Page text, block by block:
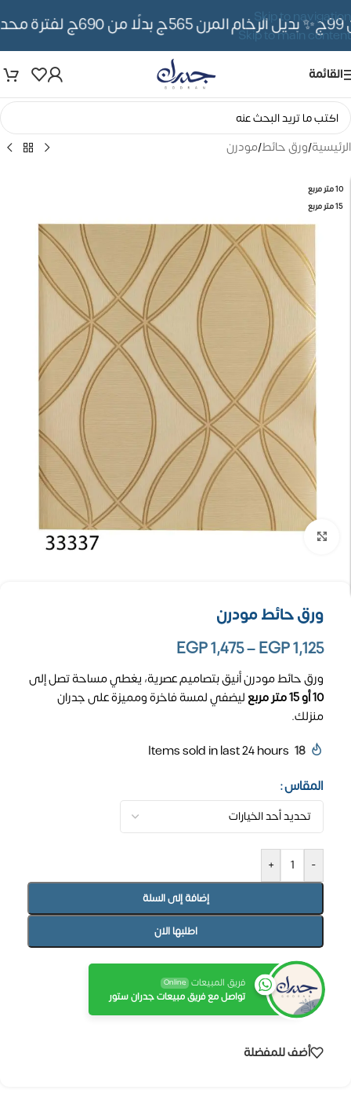
Skip to navigation
Skip to main content
✨ بديل الرخام المرن 565ج بدلًا من 690ج لفترة محدوده
القائمة
الرئيسية/ورق حائط/مودرن
10 متر مربع
15 متر مربع
تكبير الصورة
ورق حائط مودرن
EGP1,125
–
EGP1,475
ورق حائط مودرن أنيق بتصاميم عصرية، يغطي مساحة تصل إلى
10 أو 15 متر مربع
ليضفي لمسة فاخرة ومميزة على جدران
منزلك.
18
Items sold in last 24 hours
المقاس
-
+
إضافة إلى السلة
اطلبها الان
فريق المبيعات Online
تواصل مع فريق مبيعات جدران ستور
أضف للمفضلة